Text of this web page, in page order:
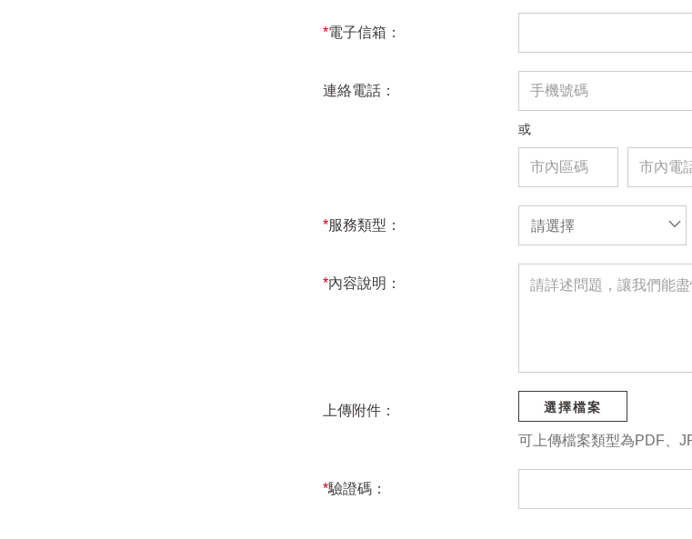
*電子信箱：
連絡電話：
或
*服務類型： 請選擇
*內容說明：
上傳附件： 選擇檔案
可上傳檔案類型為PDF、
*驗證碼：